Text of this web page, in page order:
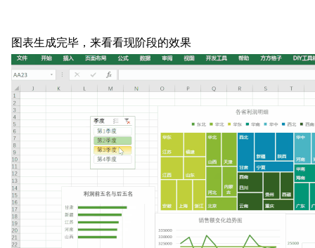
图表生成完毕，来看看现阶段的效果